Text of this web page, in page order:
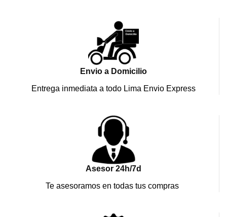
Envio a Domicilio
Entrega inmediata a todo Lima Envio Express
Asesor 24h/7d
Te asesoramos en todas tus compras